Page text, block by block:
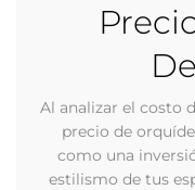
Al analizar el costo
precio de
como una
estilismo de tus